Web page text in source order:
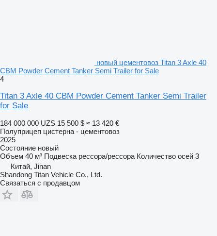
новый цементовоз Titan 3 Axle 40
CBM Powder Cement Tanker Semi Trailer for Sale
4
Titan 3 Axle 40 CBM Powder Cement Tanker Semi Trailer
for Sale
184 000 000 UZS 15 500 $ ≈ 13 420 €
Полуприцеп цистерна - цементовоз
2025
Состояние новый
Объем 40 м³ Подвеска рессора/рессора Количество осей 3
Китай, Jinan
Shandong Titan Vehicle Co., Ltd.
Связаться с продавцом